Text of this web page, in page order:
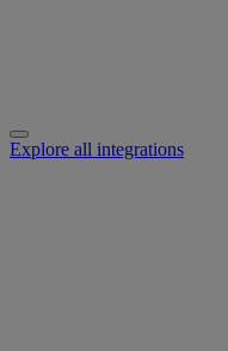
Explore all integrations